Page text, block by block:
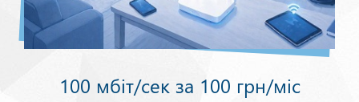
100 мбіт/сек за 100 грн/міс